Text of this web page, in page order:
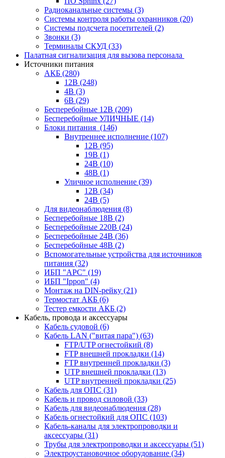
Радиоканальные системы (3)
Системы контроля работы охранников (20)
Системы подсчета посетителей (2)
Звонки (3)
Терминалы СКУД (33)
Палатная сигнализация для вызова персонала
Источники питания
АКБ (280)
12В (248)
4В (3)
6В (29)
Бесперебойные 12В (209)
Бесперебойные УЛИЧНЫЕ (14)
Блоки питания (146)
Внутреннее исполнение (107)
12В (95)
19В (1)
24В (10)
48В (1)
Уличное исполнение (39)
12В (34)
24В (5)
Для видеонаблюдения (8)
Бесперебойные 18В (2)
Бесперебойные 220В (24)
Бесперебойные 24В (36)
Бесперебойные 48В (2)
Вспомогательные устройства для источников
питания (32)
ИБП "APC" (19)
ИБП "Ippon" (4)
Монтаж на DIN-рейку (21)
Термостат АКБ (6)
Тестер емкости АКБ (2)
Кабель, провода и аксессуары
Кабель судовой (6)
Кабель LAN ("витая пара") (63)
FTP/UTP огнестойкий (8)
FTP внешней прокладки (14)
FTP внутренней прокладки (3)
UTP внешней прокладки (13)
UTP внутренней прокладки (25)
Кабель для ОПС (31)
Кабель и провод силовой (33)
Кабель для видеонаблюдения (28)
Кабель огнестойкий для ОПС (103)
Кабель-каналы для электропроводки и
аксессуары (31)
Трубы для электропроводки и аксессуары (51)
Электроустановочное оборудование (34)